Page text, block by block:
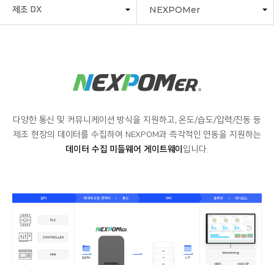
제조 DX NEXPOMer
다양한 통신 및 커뮤니케이션 방식을 지원하고, 온도/습도/압력/진동 등
제조 현장의 데이터를 수집하여 NEXPOM과 즉각적인 연동을 지원하는
데이터 수집 미들웨어 게이트웨이 입니다.